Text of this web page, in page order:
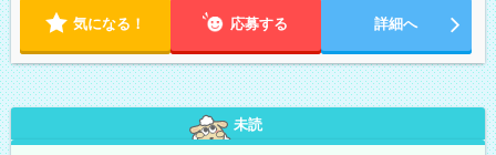
気になる！ 応募する 詳細へ
未読